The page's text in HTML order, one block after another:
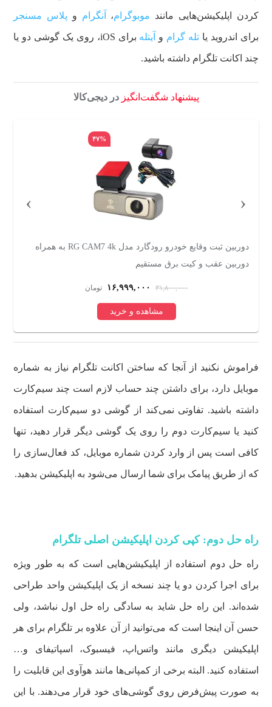
کردن اپلیکیشن‌هایی مانند موبوگرام، آنگرام و پلاس مسنجر
برای اندروید یا تله گرام و آیتله برای iOS، روی یک گوشی دو یا
چند اکانت تلگرام داشته باشید.
پیشنهاد شگفت‌انگیز در دیجی‌کالا
۴۷%
دوربین ثبت وقایع خودرو رودگارد مدل RG CAM7 4k به همراه
دوربین عقب و کیت برق مستقیم
۳۱,۸۰۰,۰۰۰ ۱۶,۹۹۹,۰۰۰ تومان
مشاهده و خرید
‹
›
فراموش نکنید از آنجا که ساختن اکانت تلگرام نیاز به شماره
موبایل دارد، برای داشتن چند حساب لازم است چند سیم‌کارت
داشته باشید. تفاوتی نمی‌کند از گوشی دو سیم‌کارت استفاده
کنید یا سیم‌کارت دوم را روی یک گوشی دیگر قرار دهید، تنها
کافی است پس از وارد کردن شماره موبایل، کد فعال‌سازی را
که از طریق پیامک برای شما ارسال می‌شود به اپلیکیشن بدهید.
راه حل دوم: کپی کردن اپلیکیشن اصلی تلگرام
راه حل دوم استفاده از اپلیکیشن‌هایی است که به طور ویژه
برای اجرا کردن دو یا چند نسخه از یک اپلیکیشن واحد طراحی
شده‌اند. این راه حل شاید به سادگی راه حل اول نباشد، ولی
حسن آن اینجا است که می‌توانید از آن علاوه بر تلگرام برای هر
اپلیکیشن دیگری مانند واتس‌اپ، فیسبوک، اسپاتیفای و…
استفاده کنید. البته برخی از کمپانی‌ها مانند هوآوی این قابلیت را
به صورت پیش‌فرض روی گوشی‌های خود قرار می‌دهند. با این